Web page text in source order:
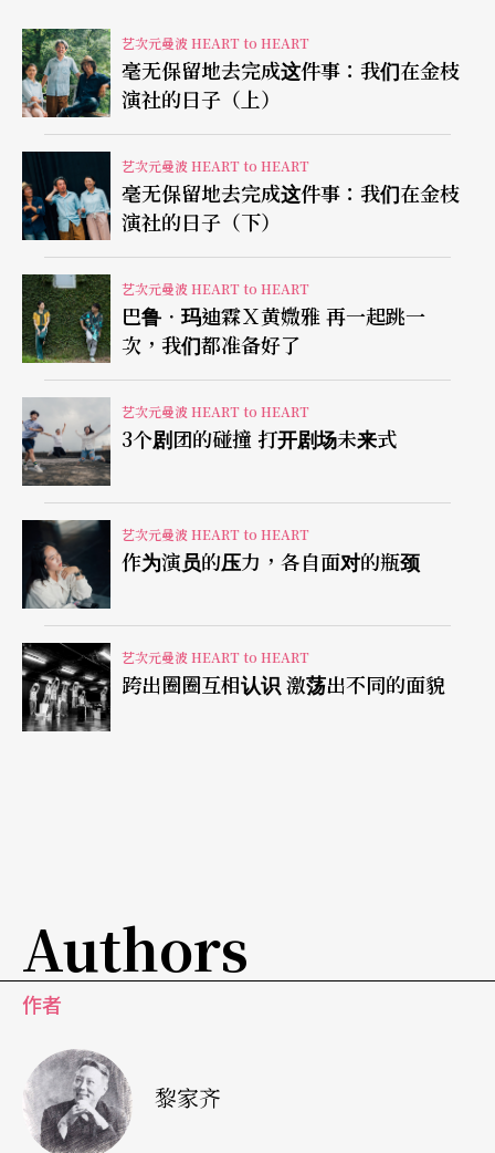
问：玉慧与明夏可以谈谈两人的相遇吗？
明夏：说起我们的相遇，那是在一次电影试映会
中，当时我们两人都是记者。试映会放的片是《魔
鬼二世》，一部有点无聊的片子，通常我是不会看
这种片的，阿诺．史瓦辛格在片中怀孕，感觉很
笨。片子的拷贝过了一两个小时迟迟未抵达，所有
记者等得有点不耐烦，而我原本已经想要离开，就
在此时看见了玉慧。第一眼看到玉慧，印象最深的
是她有一种艺术家特有的忧郁气质。是一种可以带
出很多艺术性创作的忧郁气质。接著，那部片开始
以后，我是最后一个入座的。找座位的时候，我就
去坐在她旁边，灯暗下来，我有点不知道该说什
么。
玉慧：接著他问说，「你也是来看电影的喔？」，
然后把毛衣脱掉。他说，脱掉毛衣这样比较好讲
话。后来他一直很后悔，一开始怎么说这么笨的
话，其实我们当时都差不多啊。至于我看到明夏的
问：明夏形容玉慧像是「一颗孤星」，认识明夏以
后，玉慧你有觉得安定下来吗？
玉慧：我觉得认识他以后，最大的改变是人生的题
目，从无家变成有家，我慢慢地发现，原来他就是
我的「家」。
艺次元曼波 HEART to HEART
毫无保留地去完成这件事：我们在金枝
演社的日子（上）
艺次元曼波 HEART to HEART
毫无保留地去完成这件事：我们在金枝
演社的日子（下）
艺次元曼波 HEART to HEART
巴鲁．玛迪霖Ｘ黄媺雅 再一起跳一
次，我们都准备好了
艺次元曼波 HEART to HEART
3个剧团的碰撞 打开剧场未来式
艺次元曼波 HEART to HEART
作为演员的压力，各自面对的瓶颈
艺次元曼波 HEART to HEART
跨出圈圈互相认识 激荡出不同的面貌
Authors
作者
黎家齐